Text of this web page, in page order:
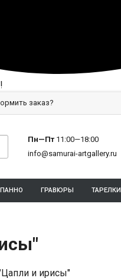
заказ?
Пн—Пт 11:00—18:00
info@samurai-artgallery.ru
ПАННО ГРАВЮРЫ ТАРЕЛКИ